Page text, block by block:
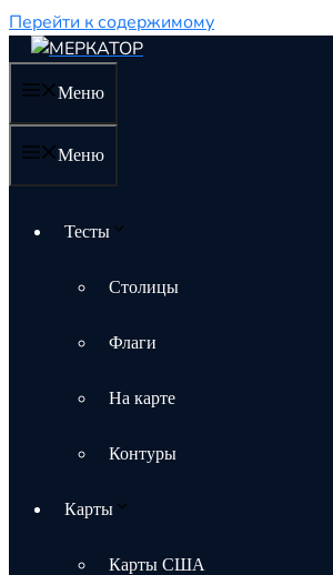
Перейти к содержимому
Меню
Меню
Тесты
Столицы
Флаги
На карте
Контуры
Карты
Карты США